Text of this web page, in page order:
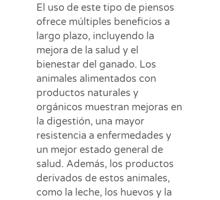
El uso de este tipo de piensos
ofrece múltiples beneficios a
largo plazo, incluyendo la
mejora de la salud y el
bienestar del ganado. Los
animales alimentados con
productos naturales y
orgánicos muestran mejoras en
la digestión, una mayor
resistencia a enfermedades y
un mejor estado general de
salud. Además, los productos
derivados de estos animales,
como la leche, los huevos y la